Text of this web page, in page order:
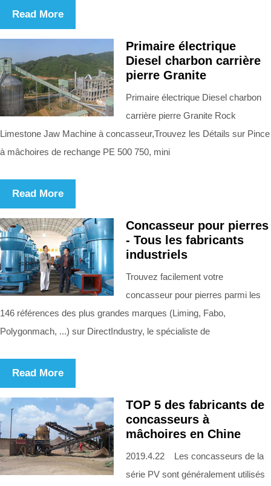
Read More
Primaire électrique
Diesel charbon carrière
pierre Granite
Primaire électrique Diesel charbon
carrière pierre Granite Rock
Limestone Jaw Machine à concasseur,Trouvez les Détails sur Pince
à mâchoires de rechange PE 500 750, mini
Read More
Concasseur pour pierres
- Tous les fabricants
industriels
Trouvez facilement votre
concasseur pour pierres parmi les
146 références des plus grandes marques (Liming, Fabo,
Polygonmach, ...) sur DirectIndustry, le spécialiste de
Read More
TOP 5 des fabricants de
concasseurs à
mâchoires en Chine
2019.4.22 Les concasseurs de la
série PV sont généralement utilisés